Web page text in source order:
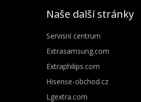
Naše další stránky
Servisní centrum
Extrasamsung.com
Extraphilips.com
Hisense-obchod.cz
Lgextra.com